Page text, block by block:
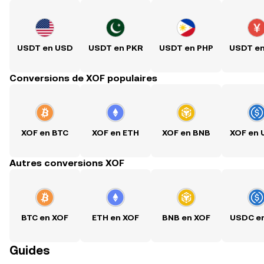
USDT en USD USDT en PKR USDT en PHP USDT
Conversions de XOF populaires
XOF en BTC XOF en ETH XOF en BNB XOF en
Autres conversions XOF
BTC en XOF ETH en XOF BNB en XOF USDC
Guides